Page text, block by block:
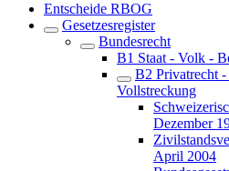
Entscheide RBOG
Gesetzesregister
Bundesrecht
B1 Staat - Volk -
B2 Privatrecht
Vollstreckung
Dezember
April 2004